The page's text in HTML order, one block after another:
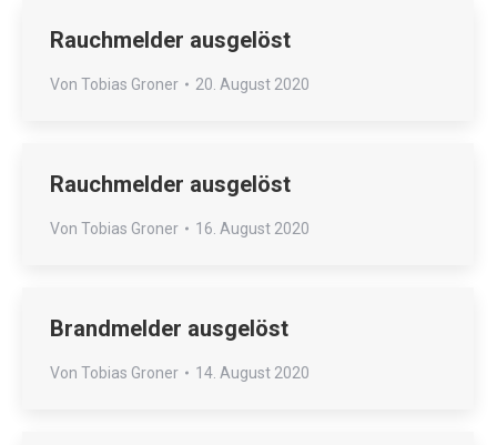
Rauchmelder ausgelöst
Von Tobias Groner 20. August 2020
Rauchmelder ausgelöst
Von Tobias Groner 16. August 2020
Brandmelder ausgelöst
Von Tobias Groner 14. August 2020